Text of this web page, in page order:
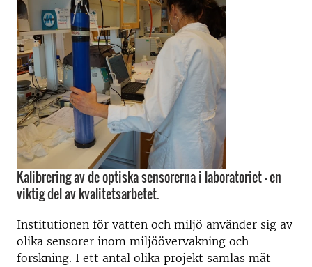
Kalibrering av de optiska sensorerna i laboratoriet – en
viktig del av kvalitetsarbetet.
Institutionen för vatten och miljö använder sig av
olika sensorer inom miljö­­över­vakning och
forskning. I ett antal olika projekt samlas mät­